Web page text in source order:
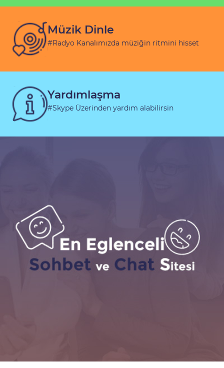
Müzik Dinle
#Radyo Kanalımızda müziğin ritmini hisset
Yardımlaşma
#Skype Üzerinden yardım alabilirsin